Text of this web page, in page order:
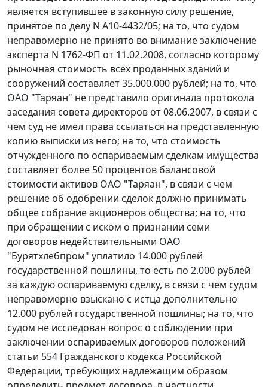
является вступившее в законную силу решение,
принятое по делу N А10-4432/05; на то, что судом
неправомерно не принято во внимание заключение
эксперта N 1762-ФП от 11.02.2008, согласно которому
рыночная стоимость всех проданных зданий и
сооружений составляет 35.000.000 рублей; на то, что
ОАО "Таряан" не представило оригинала протокола
заседания совета директоров от 08.06.2007, в связи с
чем суд не имел права ссылаться на представленную
копию выписки из него; на то, что стоимость
отчужденного по оспариваемым сделкам имущества
составляет более 50 процентов балансовой
стоимости активов ОАО "Таряан", в связи с чем
решение об одобрении сделок должно принимать
общее собрание акционеров общества; на то, что
при обращении с иском о признании семи
договоров недействительными ОАО
"Бурятхлебпром" уплатило 14.000 рублей
государственной пошлины, то есть по 2.000 рублей
за каждую оспариваемую сделку, в связи с чем судом
неправомерно взыскано с истца дополнительно
12.000 рублей государственной пошлины; на то, что
судом не исследован вопрос о соблюдении при
заключении оспариваемых договоров положений
статьи 554 Гражданского кодекса Российской
Федерации, требующих надлежащим образом